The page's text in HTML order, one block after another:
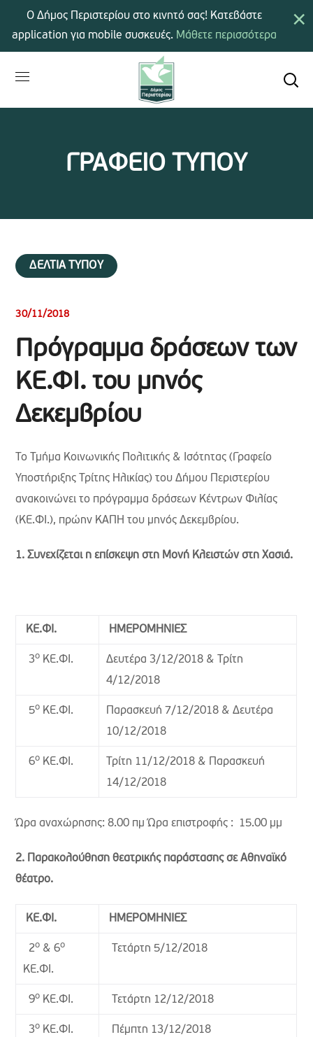
ΓΡΑΦΕΙΟ ΤΥΠΟΥ
ΔΕΛΤΙΑ ΤΥΠΟΥ
30/11/2018
Πρόγραμμα δράσεων των
ΚΕ.ΦΙ. του μηνός
Δεκεμβρίου
Το Τμήμα Κοινωνικής Πολιτικής & Ισότητας (Γραφείο
Υποστήριξης Τρίτης Ηλικίας) του Δήμου Περιστερίου
ανακοινώνει το πρόγραμμα δράσεων Κέντρων Φιλίας
(ΚΕ.ΦΙ.), πρώην ΚΑΠΗ του μηνός Δεκεμβρίου.
1. Συνεχίζεται η επίσκεψη στη Μονή Κλειστών στη Χασιά.
ΚΕ.ΦΙ. ΗΜΕΡΟΜΗΝΙΕΣ
3ο ΚΕ.ΦΙ.
Δευτέρα 3/12/2018 & Τρίτη
4/12/2018
5ο ΚΕ.ΦΙ.
Παρασκευή 7/12/2018 & Δευτέρα
10/12/2018
6ο ΚΕ.ΦΙ.
Τρίτη 11/12/2018 & Παρασκευή
14/12/2018
Ώρα αναχώρησης: 8.00 πμ Ώρα επιστροφής : 15.00 μμ
2. Παρακολούθηση θεατρικής παράστασης σε Αθηναϊκό
θέατρο.
ΚΕ.ΦΙ. ΗΜΕΡΟΜΗΝΙΕΣ
2ο & 6ο
ΚΕ.ΦΙ.
Τετάρτη 5/12/2018
9ο ΚΕ.ΦΙ. Τετάρτη 12/12/2018
3ο ΚΕ.ΦΙ. Πέμπτη 13/12/2018
×
Ο Δήμος Περιστερίου στο κινητό σας! Κατεβάστε
application για mobile συσκευές. Μάθετε περισσότερα